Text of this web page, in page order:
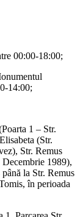
00:00-18:00;
14:00;
1 – Str.
(Str.
Str. Remus
1989),
la Str. Remus
în perioada